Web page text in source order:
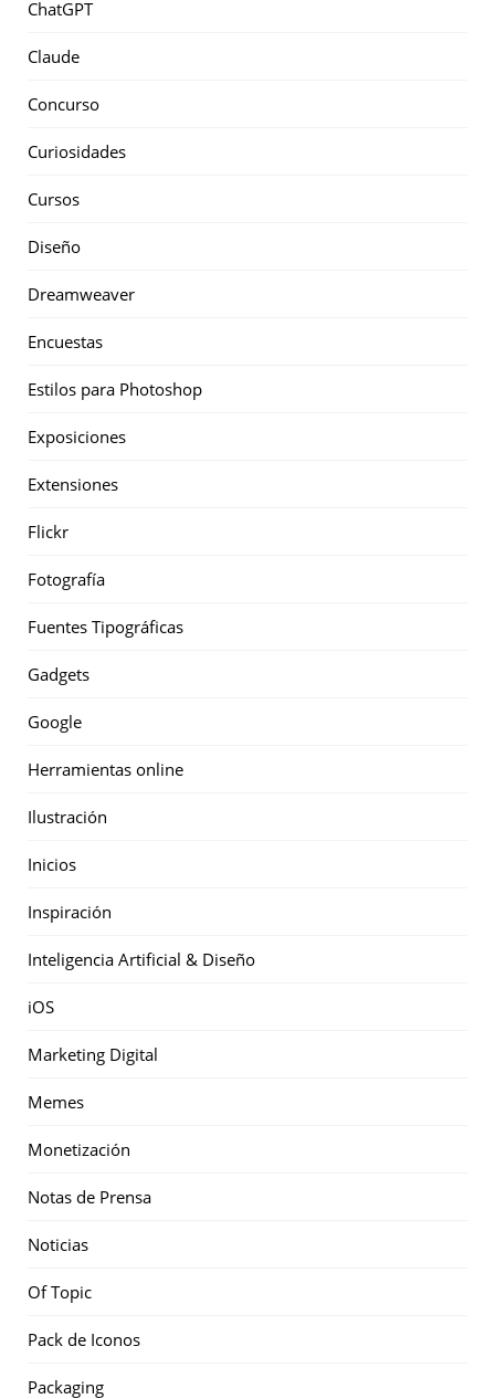
ChatGPT
Claude
Concurso
Curiosidades
Cursos
Diseño
Dreamweaver
Encuestas
Estilos para Photoshop
Exposiciones
Extensiones
Flickr
Fotografía
Fuentes Tipográficas
Gadgets
Google
Herramientas online
Ilustración
Inicios
Inspiración
Inteligencia Artificial & Diseño
iOS
Marketing Digital
Memes
Monetización
Notas de Prensa
Noticias
Of Topic
Pack de Iconos
Packaging